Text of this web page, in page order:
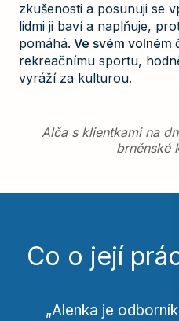
zkušenosti a posunuji se
lidmi ji baví a naplňuje,
pomáhá. Ve svém volném
rekreačnímu sportu,
vyráží za kulturou.
Alča s klientkami na
brněnské
Co o její
„Alenka je